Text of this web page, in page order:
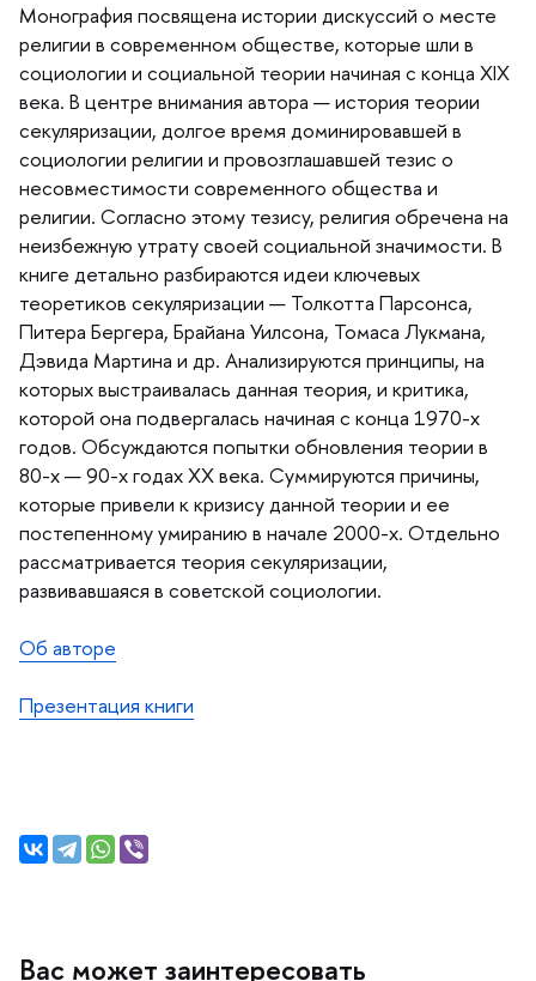
Монография посвящена истории дискуссий о месте
религии в современном обществе, которые шли
социологии и социальной теории начиная с конца XIX
ека. В центре внимания автора — история теории
секуляризации, долгое время доминировавшей
социологии религии и провозглашавшей тезис о
несовместимости современного общества и
религии. Согласно этому тезису, религия обречена на
неизбежную утрату своей социальной значимости.
книге детально разбираются идеи ключевых
теоретиков секуляризации — Толкотта Парсонса,
Питера Бергера, Брайана Уилсона, Томаса Лукмана,
Дэвида Мартина и др. Анализируются принципы, на
которых выстраивалась данная теория, и критика,
которой она подвергалась начиная с конца 1970-х
одов. Обсуждаются попытки обновления теории
80-х — 90-х годах ХХ века. Суммируются причины,
которые привели к кризису данной теории и ее
постепенному умиранию в начале 2000-х. Отдельно
рассматривается теория секуляризации,
развивавшаяся в советской социологии.
Об авторе
Презентация книги
ас может заинтересовать